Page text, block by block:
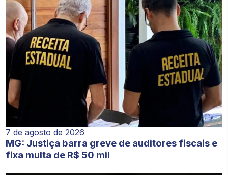
7 de agosto de 2026
MG: Justiça barra greve de auditores fiscais e
fixa multa de R$ 50 mil